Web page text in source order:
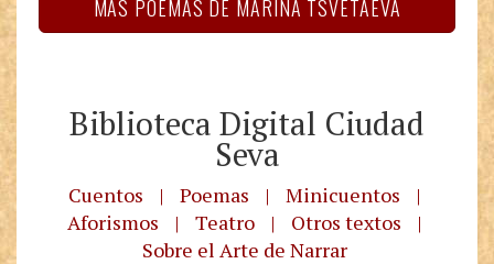
MÁS POEMAS DE MARINA TSVETAEVA
Biblioteca Digital Ciudad
Seva
Cuentos | Poemas | Minicuentos
|
Aforismos
| Teatro | Otros textos
|
Sobre el Arte de Narrar